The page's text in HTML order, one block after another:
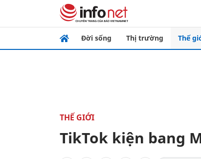
Đời sống Thị trường Thế
THẾ GIỚI
TikTok kiện bang